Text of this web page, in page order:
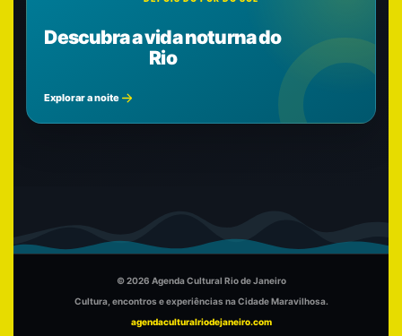
Descubra a vida noturna do
Rio
Explorar a noite
© 2026 Agenda Cultural Rio de Janeiro
Cultura, encontros e experiências na Cidade Maravilhosa.
agendaculturalriodejaneiro.com